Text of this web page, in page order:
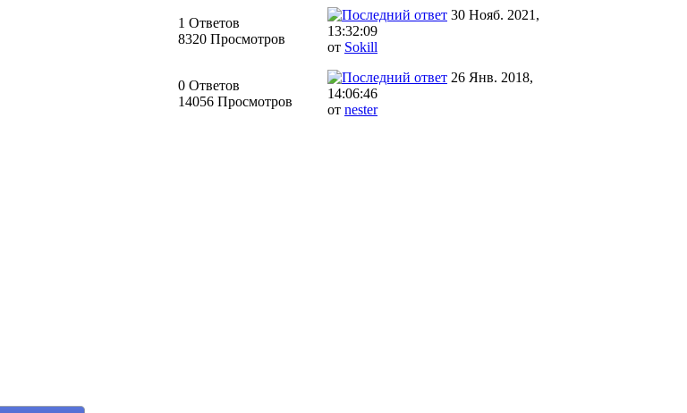
1 Ответов
8320 Просмотров
30 Нояб. 2021,
13:32:09
от Sokill
0 Ответов
14056 Просмотров
26 Янв. 2018,
14:06:46
от nester